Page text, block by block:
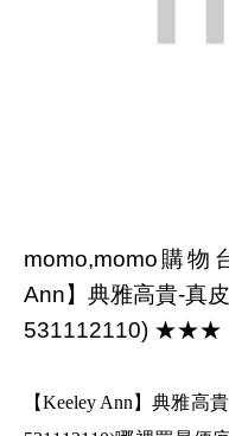
momo,momo購物
Ann】典雅高貴-真
531112110) ★★★
【Keeley Ann】典雅高